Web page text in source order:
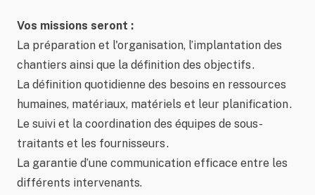
Vos missions seront :
La préparation et l'organisation, l’implantation des
chantiers ainsi que la définition des objectifs .
La définition quotidienne des besoins en ressources
humaines, matériaux, matériels et leur planification .
Le suivi et la coordination des équipes de sous-
traitants et les fournisseurs .
La garantie d’une communication efficace entre les
différents intervenants.